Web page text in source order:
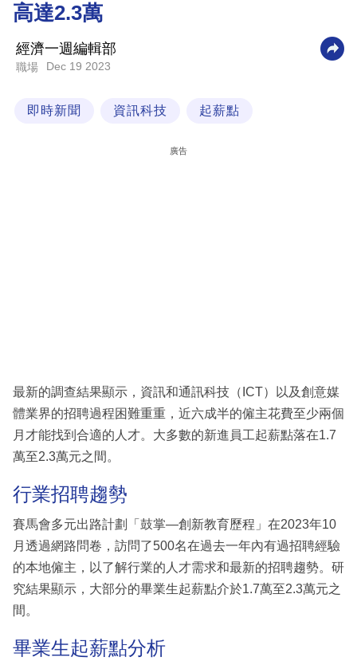
商
業
科
區
高達2.3萬
經濟一週編輯部
職場 Dec 19 2023
即時新聞 資訊科技 起薪點
廣告
最新的調查結果顯示，資訊和通訊科技（ICT）以及創意媒
體業界的招聘過程困難重重，近六成半的僱主花費至少兩個
月才能找到合適的人才。大多數的新進員工起薪點落在1.7
萬至2.3萬元之間。
行業招聘趨勢
賽馬會多元出路計劃「鼓掌—創新教育歷程」在2023年10
月透過網路問卷，訪問了500名在過去一年內有過招聘經驗
的本地僱主，以了解行業的人才需求和最新的招聘趨勢。研
究結果顯示，大部分的畢業生起薪點介於1.7萬至2.3萬元之
間。
畢業生起薪點分析